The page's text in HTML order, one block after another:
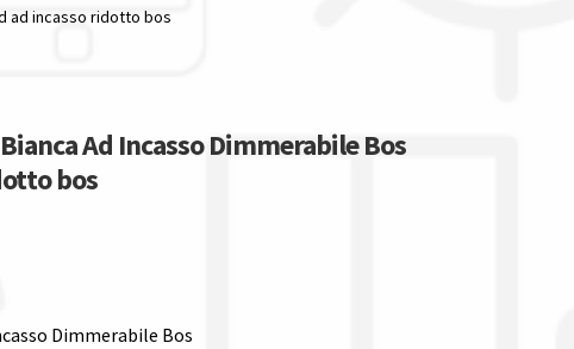
ad incasso ridotto bos
Ad Incasso Dimmerabile Bos
bos
Dimmerabile Bos